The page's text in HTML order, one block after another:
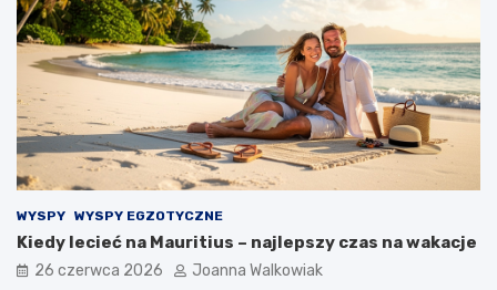
WYSPY WYSPY EGZOTYCZNE
Kiedy lecieć na Mauritius – najlepszy czas na wakacje
26 czerwca 2026 Joanna Walkowiak